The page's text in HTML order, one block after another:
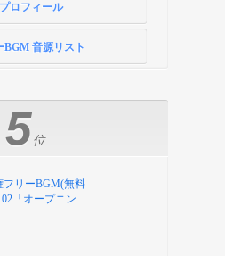
ロフィール
BGM 音源リスト
5位